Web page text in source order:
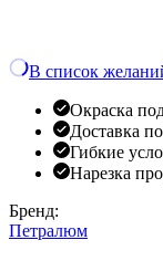
В список
Окраска
Доставка
Гибкие
Нарезка
Бренд:
Петралюм